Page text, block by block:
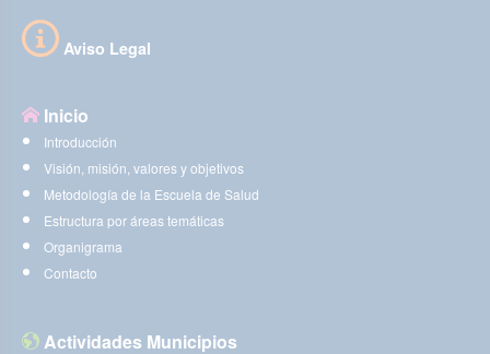
Aviso Legal
Inicio
Introducción
Visión, misión, valores y objetivos
Metodología de la Escuela de Salud
Estructura por áreas temáticas
Organigrama
Contacto
Actividades Municipios